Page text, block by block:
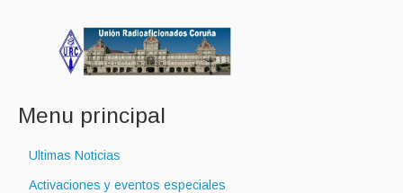
Menu principal
Ultimas Noticias
Activaciones y eventos especiales